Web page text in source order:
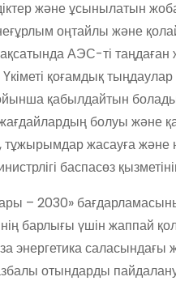
және ұсынылатын
оңтайлы және
АЭС-ті таңдаған
қоғамдық
қабылдайтын
болуы және
жасауға және
баспасөз
– 2030»
барлығы үшін жаппай
энергетика
отындарды